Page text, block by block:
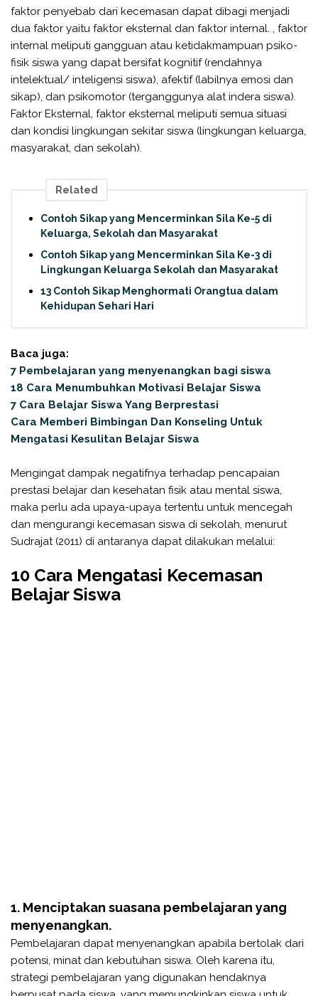
faktor penyebab dari kecemasan dapat dibagi menjadi
dua faktor yaitu faktor eksternal dan faktor internal. , faktor
internal meliputi gangguan atau ketidakmampuan psiko-
fisik siswa yang dapat bersifat kognitif (rendahnya
intelektual/ inteligensi siswa), afektif (labilnya emosi dan
sikap), dan psikomotor (terganggunya alat indera siswa).
Faktor Eksternal, faktor eksternal meliputi semua situasi
dan kondisi lingkungan sekitar siswa (lingkungan keluarga,
masyarakat, dan sekolah).
Related
Contoh Sikap yang Mencerminkan Sila Ke-5 di
Keluarga, Sekolah dan Masyarakat
Contoh Sikap yang Mencerminkan Sila Ke-3 di
Lingkungan Keluarga Sekolah dan Masyarakat
13 Contoh Sikap Menghormati Orangtua dalam
Kehidupan Sehari Hari
Baca juga:
7 Pembelajaran yang menyenangkan bagi siswa
18 Cara Menumbuhkan Motivasi Belajar Siswa
7 Cara Belajar Siswa Yang Berprestasi
Cara Memberi Bimbingan Dan Konseling Untuk
Mengatasi Kesulitan Belajar Siswa
Mengingat dampak negatifnya terhadap pencapaian
prestasi belajar dan kesehatan fisik atau mental siswa,
maka perlu ada upaya-upaya tertentu untuk mencegah
dan mengurangi kecemasan siswa di sekolah, menurut
Sudrajat (2011) di antaranya dapat dilakukan melalui:
10 Cara Mengatasi Kecemasan
Belajar Siswa
1. Menciptakan suasana pembelajaran yang
menyenangkan.
Pembelajaran dapat menyenangkan apabila bertolak dari
potensi, minat dan kebutuhan siswa. Oleh karena itu,
strategi pembelajaran yang digunakan hendaknya